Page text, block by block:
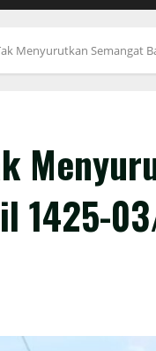
Menyurutkan Semangat
1425-